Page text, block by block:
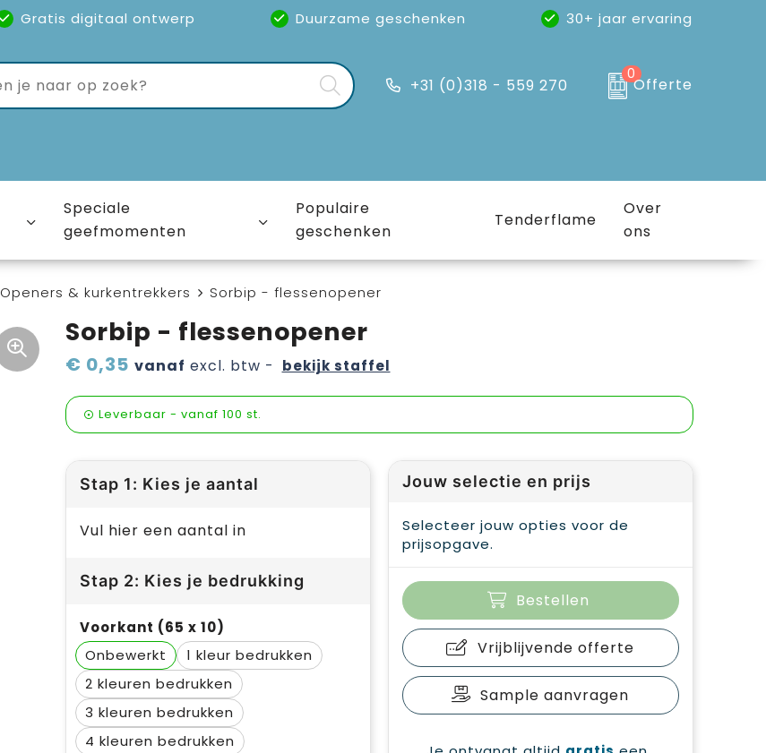
Gratis digitaal ontwerp Duurzame geschenken
30+ jaar ervaring
+31 (0)318 - 559 270
0
Offerte
Speciale
geefmomenten
Populaire
geschenken
Tenderflame
Over
ons
Openers & kurkentrekkers Sorbip - flessenopener
Sorbip - flessenopener
€ 0,35 vanaf excl. btw - bekijk staffel
Leverbaar - vanaf 100 st.
Stap 1: Kies je aantal
Vul hier een aantal in
Stap 2: Kies je bedrukking
Voorkant (65 x 10)
Onbewerkt
1
2
3
4
Jouw selectie en prijs
Selecteer jouw opties voor de
prijsopgave.
Bestellen
Vrijblijvende offerte
Sample aanvragen